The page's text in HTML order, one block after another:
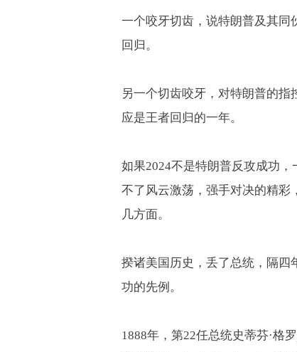
一个咬牙切齿，说特朗普及其同
回归。
另一个切齿咬牙，对特朗普的指
应是王者回归的一年。
如果2024不是特朗普反攻成功
不了风云激荡，强手对决的精彩
几方面。
揆诸美国历史，丢了总统，隔四
功的先例。
1888年，第22任总统史蒂芬·格